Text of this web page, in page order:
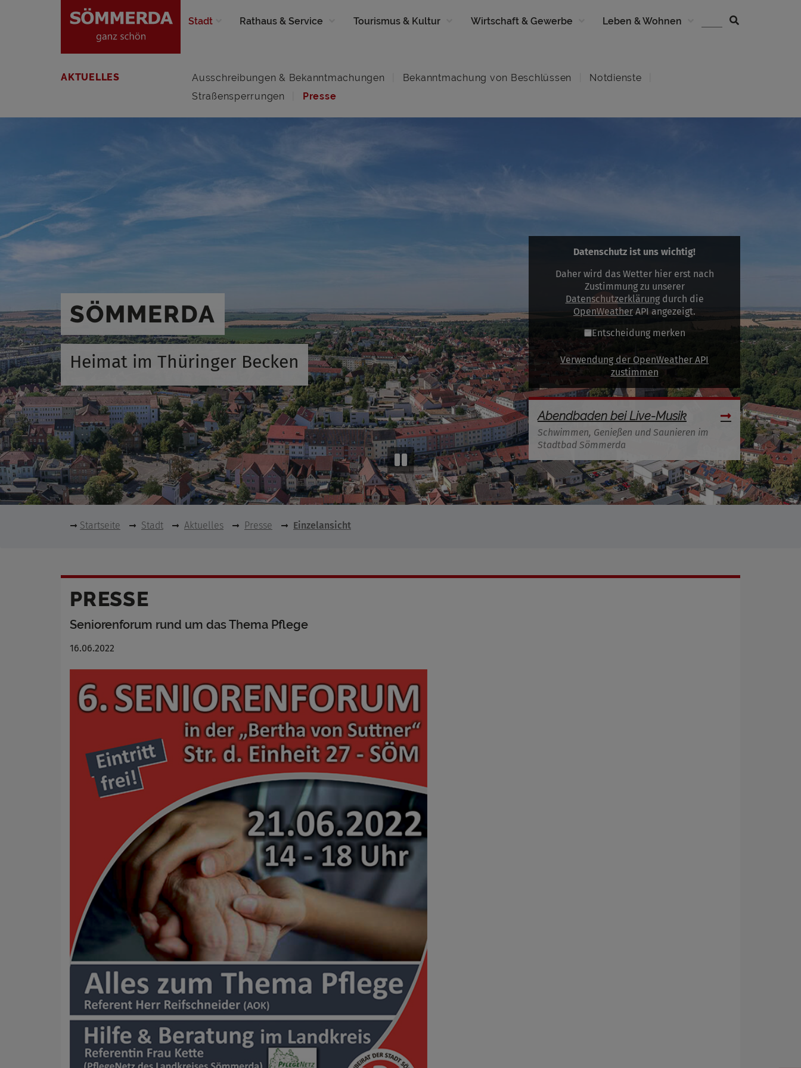
Stadt Rathaus & Service Tourismus & Kultur Wirtschaft & Gewerbe Leben & Wohnen
AKTUELLES Ausschreibungen & Bekanntmachungen Bekanntmachung von Beschlüssen
Notdienste
Straßensperrungen
Presse
SÖMMERDA
Heimat im Thüringer Becken
Datenschutz ist uns wichtig!
Daher wird das Wetter hier erst nach
Zustimmung zu unserer
Datenschutzerklärungdurch die
OpenWeather API angezeigt.
Entscheidung merken
Verwendung der OpenWeather API
zustimmen
Abendbaden bei Live-Musik
Schwimmen, Genießen und Saunieren im
Stadtbad Sömmerda
Startseite Stadt Aktuelles Presse Einzelansicht
PRESSE
Seniorenforum rund um das Thema Pflege
16.06.2022